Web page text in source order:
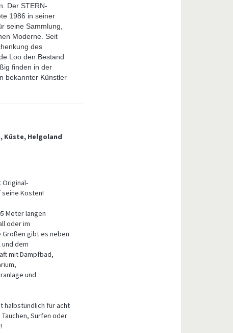
Der STERN-
1986 in seiner
seine Sammlung,
Moderne. Seit
des
Loo den Bestand
finden in der
bekannter Künstler
Küste, Helgoland
Original-
Kosten!
Meter langen
oder im
gibt es neben
dem
mit Dampfbad,
und
halbstündlich für acht
Surfen oder